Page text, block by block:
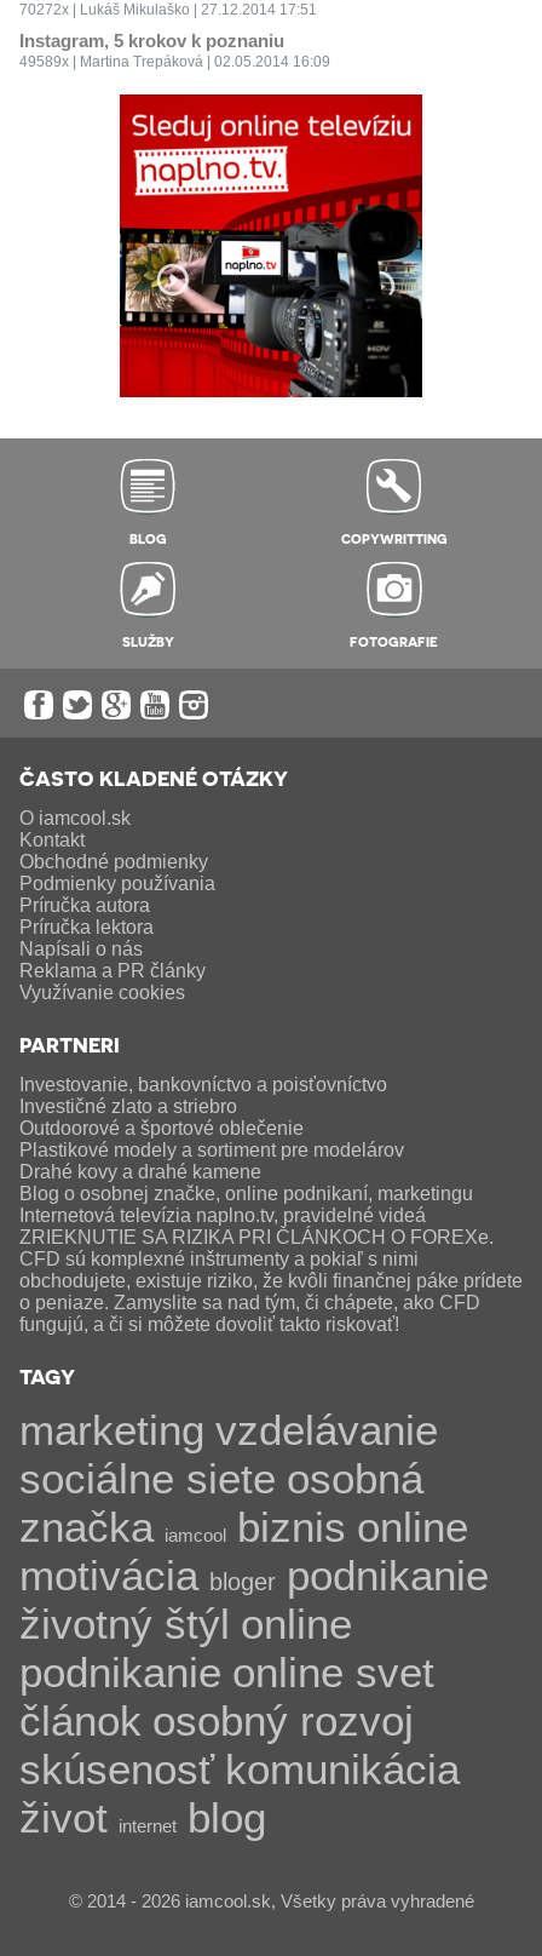
70272x | Lukáš Mikulaško | 27.12.2014 17:51
Instagram, 5 krokov k poznaniu
49589x | Martina Trepáková | 02.05.2014 16:09
BLOG COPYWRITTING
SLUŽBY FOTOGRAFIE
ČASTO KLADENÉ OTÁZKY
O iamcool.sk
Kontakt
Obchodné podmienky
Podmienky používania
Príručka autora
Príručka lektora
Napísali o nás
Reklama a PR články
Využívanie cookies
PARTNERI
Investovanie, bankovníctvo a poisťovníctvo
Investičné zlato a striebro
Outdoorové a športové oblečenie
Plastikové modely a sortiment pre modelárov
Drahé kovy a drahé kamene
Blog o osobnej značke, online podnikaní, marketingu
Internetová televízia naplno.tv, pravidelné videá
ZRIEKNUTIE SA RIZIKA PRI ČLÁNKOCH O FOREXe.
CFD sú komplexné inštrumenty a pokiaľ s nimi
obchodujete, existuje riziko, že kvôli finančnej páke prídete
o peniaze. Zamyslite sa nad tým, či chápete, ako CFD
fungujú, a či si môžete dovoliť takto riskovať!
TAGY
marketing vzdelávanie
sociálne siete osobná
značka
iamcool biznis online
motivácia bloger podnikanie
životný štýl online
podnikanie online svet
článok osobný rozvoj
skúsenosť komunikácia
život
internet blog
© 2014 - 2026 iamcool.sk, Všetky práva vyhradené